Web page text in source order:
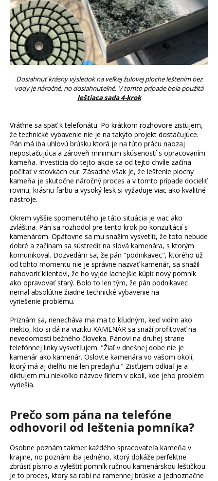
Dosiahnuť krásny výsledok na veľkej žulovej ploche leštením bez
vody je náročné, no dosiahnuteľné. V tomto prípade bola použitá
leštiaca sada 4-krok
Vráťme sa späť k telefonátu. Po krátkom rozhovore zisťujem,
že technické vybavenie nie je na takýto projekt dostačujúce.
Pán má iba uhlovú brúsku ktorá je na túto prácu naozaj
nepostačujúca a zároveň minimum skúseností s opracovaním
kameňa. Investícia do tejto akcie sa od tejto chvíle začína
počítať v stovkách eur. Zásadné však je, že leštenie plochy
kameňa je skutočne náročný proces a v tomto prípade docieliť
rovinu, krásnu farbu a vysoký lesk si vyžaduje viac ako kvalitné
nástroje.
Okrem vyššie spomenutého je táto situácia je viac ako
zvláštna. Pán sa rozhodol pre tento krok po konzultácií s
kamenárom. Opätovne sa mu snažím vysvetliť, že toto nebude
dobré a začínam sa sústrediť na slová kamenára, s ktorým
komunikoval. Dozvedám sa, že pán "podnikavec", ktorého už
od tohto momentu nie je správne nazvať kamenár, sa snažil
nahovoriť klientovi, že ho vyjde lacnejšie kúpiť nový pomník
ako opravovať starý. Bolo to len tým, že pán podnikavec
nemal absolútne žiadne technické vybavenie na
vyriešenie problému.
Priznám sa, nenecháva ma ma to kľudným, keď vidím ako
niekto, kto si dá na vizitku KAMENÁR sa snaží profitovať na
nevedomosti bežného človeka. Pánovi na druhej strane
telefónnej linky vysvetľujem: "Žiaľ v dnešnej dobe nie je
kamenár ako kamenár. Oslovte kamenára vo vašom okolí,
ktorý má aj dielňu nie len predajňu." Zisťujem odkiaľ je a
diktujem mu niekoľko názvov firiem v okolí, kde jeho problém
vyriešia.
Prečo som pána na telefóne
odhovoril od leštenia pomníka?
Osobne poznám takmer každého spracovateľa kameňa v
krajine, no poznám iba jedného, ktorý dokáže perfektne
zbrúsiť písmo a vyleštiť pomník ručnou kamenárskou leštičkou.
Je to proces, ktorý sa robí na ramennej brúske a jednoznačne